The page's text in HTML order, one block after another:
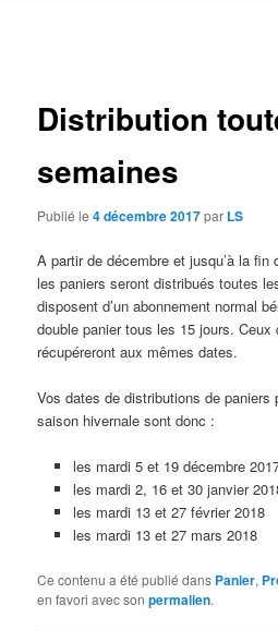
Distribution
semaines
Publié le4 décembre 2017par LS
A partir de décembre et jusqu’à la
les paniers seront distribués toutes
disposent d’un abonnement normal
double panier tous les 15 jours. Ceux
récupéreront aux mêmes dates.
Vos dates de distributions de
saison hivernale sont donc :
les mardi 5 et 19 décembre
les mardi 2, 16 et 30 janvier
les mardi 13 et 27 février 2018
les mardi 13 et 27 mars 2018
Ce contenu a été publié dans Panier,
en favori avec sonpermalien.